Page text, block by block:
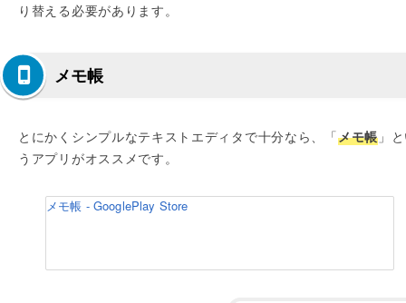
り替える必要があります。
メモ帳
とにかくシンプルなテキストエディタで十分なら、「メモ帳」
うアプリがオススメです。
メモ帳 - GooglePlay Store